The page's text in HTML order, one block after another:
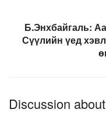
Б.Энхбайгаль:
Сүүлийн үед
Discussion